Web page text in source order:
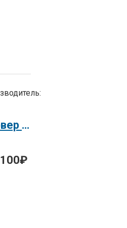
Сервер HP Proliant DL585R7 6176SE